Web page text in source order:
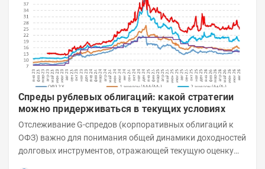
Спреды рублевых облигаций: какой стратегии
можно придерживаться в текущих условиях
Отслеживание G-спредов (корпоративных облигаций к
ОФЗ) важно для понимания общей динамики доходностей
долговых инструментов, отражающей текущую оценку